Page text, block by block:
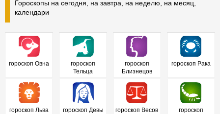
Гороскопы на сегодня, на завтра, на неделю, на месяц,
календари
гороскоп Овна
гороскоп
Тельца
гороскоп
Близнецов
гороскоп Рака
гороскоп Льва гороскоп Девы гороскоп Весов
гороскоп